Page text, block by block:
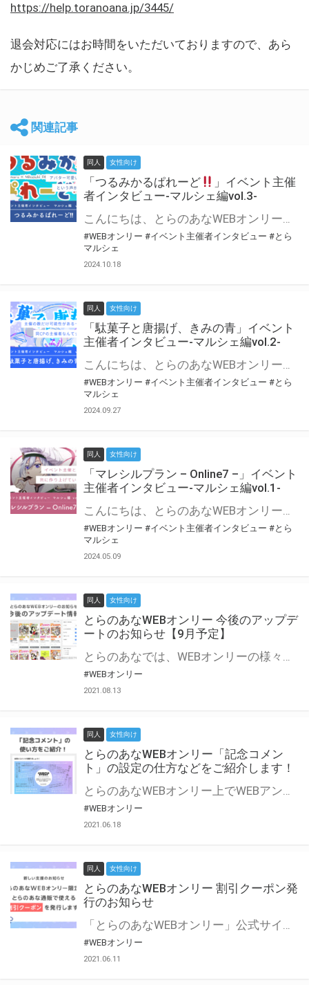
https://help.toranoana.jp/3445/
退会対応にはお時間をいただいておりますので、あら
かじめご了承ください。
関連記事
同人 女性向け
「つるみかるぱれーど
」イベント主催
者インタビュー-マルシェ編vol.3-
こんにちは、とらのあなWEBオンリー運営スタッフです。 新たにお届けする、イベント主催者インタビュー-マルシェ編-は、 とらのあなWEBオンリー「マルシェ」をご利用した主催様に 「マルシェ」を使って開催した感想や心がけをお聞きする企画です。 今回は、WEBオンリー初開催「つるみかるぱれーど
#WEBオンリー #イベント主催者インタビュー #とら
マルシェ
2024.10.18
同人 女性向け
「駄菓子と唐揚げ、きみの青」イベント
主催者インタビュー-マルシェ編vol.2-
こんにちは、とらのあなWEBオンリー運営スタッフです。 新たにお届けする、イベント主催者インタビュー-マルシェ編-は、 とらのあなWEBオンリー「マルシェ」をご利用の主催様に 「マルシェ」を使ってイベントを開催した感想や心がけをお聞きする企画です。 今回は、WEBオンリー初開催「駄菓子と唐揚げ、きみの青」より、 主催のぎこ六屋様にお話を伺いました。 協力：ぎこ六屋様／イベント公式Twitter（@krkgwks） とらのあなWEBオンリー「マルシェ」とは？ WEBオンリーでリアルタイムでコミュニケーションがとれるオンライン会場です。
#WEBオンリー #イベント主催者インタビュー #とら
マルシェ
2024.09.27
同人 女性向け
「マレシルプラン – Online7 –」イベント
主催者インタビュー-マルシェ編vol.1-
こんにちは、とらのあなWEBオンリー運営スタッフです。 新たにお届けする、イベント主催者インタビュー-マルシェ編-は、 とらのあなWEBオンリー「マルシェ」をご利用した主催様に 「マルシェ」を使って開催した感想や心がけをお聞きする企画です。 今回は、WEBオンリー開催7回目迎えた「マレシルプラン – Online7 –」より、 主催の玉川うた様にお話を伺いました。 ▼マレシルプランのインタビュー前回記事 「イベント主催者インタビュー vol.6」はこちら 協力：玉川うた様（マレシルプラン実行委員会 代表）／イベント公式Twitter（@mallesil_plan） とらのあなWEBオンリー「マルシェ」とは？ WEBオンリーでリアルタイムでコミュニケーションがとれるオンライン会場です。
#WEBオンリー #イベント主催者インタビュー #とら
マルシェ
2024.05.09
同人 女性向け
とらのあなWEBオンリー 今後のアップデ
ートのお知らせ【9月予定】
とらのあなでは、WEBオンリーの様々な支援を実施しています。 今回は2021年9月に実装を予定しているアップデート情報についてご紹介いたします。 とらのあなWEBオンリーサイトはこちら
#WEBオンリー
2021.08.13
同人 女性向け
とらのあなWEBオンリー「記念コメン
ト」の設定の仕方などをご紹介します！
とらのあなWEBオンリー上でWEBアンソロジーが作成できる「記念コメント」について、その使い方や作成手順を解説します！ 支援タイプを「サークル参加型」「サークル参加型・マルシェ(イベント会場)機能付き」でお申し込みいただいている主催者様はぜひご活用ください♪ とらのあなWEBオンリーサイトはこちら
#WEBオンリー
2021.06.18
同人 女性向け
とらのあなWEBオンリー 割引クーポン発
行のお知らせ
「とらのあなWEBオンリー」公式サイトでとらのあな通販の「割引クーポン」を配布中！ イベントごとに開催当日限定で使える割引クーポンのシリアルコードを発行します。 とらのあなWEBオンリーのページをチェックして、イベント当日にお得にお買い物を楽しみましょう♪ ※本キャンペーンは予告なく終了する場合がございます。 とらのあなWEBオンリーサイトはこちら
#WEBオンリー
2021.06.11